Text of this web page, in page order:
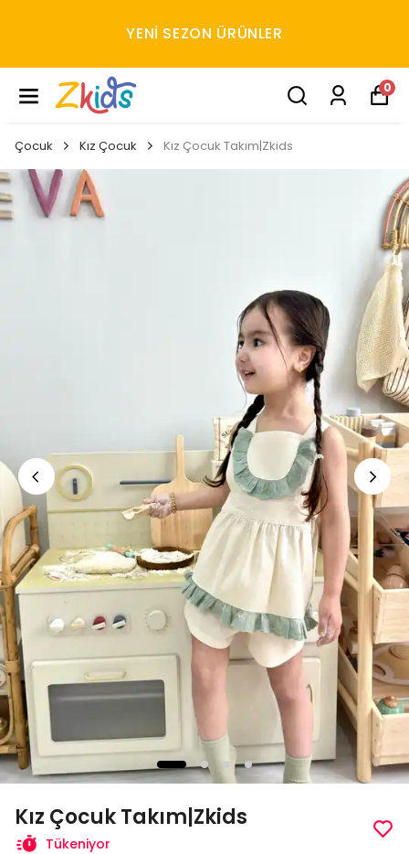
YENI SEZON ÜRÜNLER
0
Çocuk Kız Çocuk Kız Çocuk Takım|Zkids
Kız Çocuk Takım|Zkids
Tükeniyor